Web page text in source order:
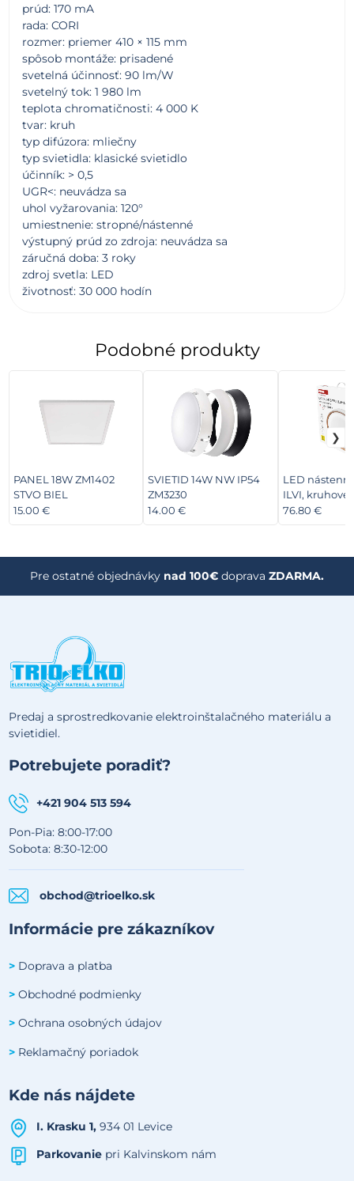
prúd: 170 mA
rada: CORI
rozmer: priemer 410 × 115 mm
spôsob montáže: prisadené
svetelná účinnosť: 90 lm/W
svetelný tok: 1 980 lm
teplota chromatičnosti: 4 000 K
tvar: kruh
typ difúzora: mliečny
typ svietidla: klasické svietidlo
účinník: > 0,5
UGR<: neuvádza sa
uhol vyžarovania: 120°
umiestnenie: stropné/nástenné
výstupný prúd zo zdroja: neuvádza sa
záručná doba: 3 roky
zdroj svetla: LED
životnosť: 30 000 hodín
Podobné produkty
PANEL 18W ZM1402
STVO BIEL
15.00 €
SVIETID 14W NW IP54
ZM3230
14.00 €
LED
ILVI, kruhové
stmievateľné
76.80 €
Pre ostatné objednávky nad 100€ doprava ZDARMA.
Predaj a sprostredkovanie elektroinštalačného materiálu a
svietidiel.
Potrebujete poradiť?
+421 904 513 594
Pon-Pia: 8:00-17:00
Sobota: 8:30-12:00
obchod@trioelko.sk
Informácie pre zákazníkov
> Doprava a platba
> Obchodné podmienky
> Ochrana osobných údajov
> Reklamačný poriadok
Kde nás nájdete
I. Krasku 1,934 01 Levice
Parkovanie pri Kalvinskom nám